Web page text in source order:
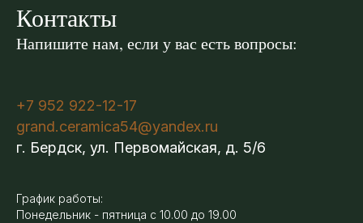
Контакты
Напишите нам, если у вас есть вопросы:
+7 952 922-12-17
grand.ceramica54@yandex.ru
г. Бердск, ул. Первомайская, д. 5/6
График работы:
Понедельник - пятница с 10.00 до 19.00